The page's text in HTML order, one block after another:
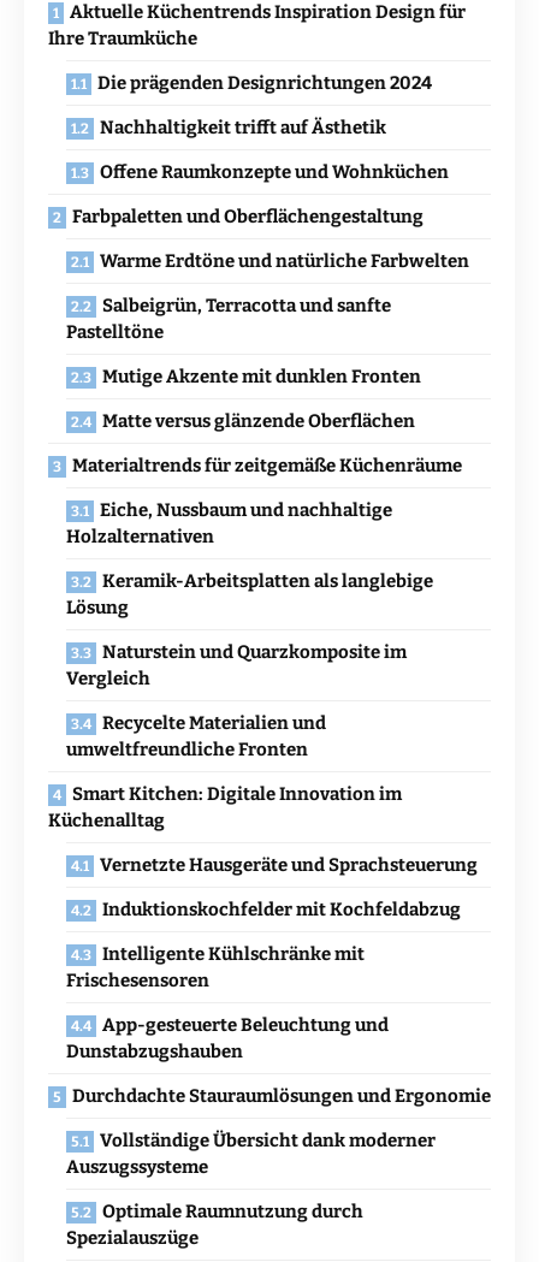
Aktuelle Küchentrends Inspiration Design für
Ihre Traumküche
Die prägenden Designrichtungen 2024
Nachhaltigkeit trifft auf Ästhetik
Offene Raumkonzepte und Wohnküchen
Farbpaletten und Oberflächengestaltung
Warme Erdtöne und natürliche Farbwelten
Salbeigrün, Terracotta und sanfte
Pastelltöne
Mutige Akzente mit dunklen Fronten
Matte versus glänzende Oberflächen
Materialtrends für zeitgemäße Küchenräume
Eiche, Nussbaum und nachhaltige
Holzalternativen
Keramik-Arbeitsplatten als langlebige
Lösung
Naturstein und Quarzkomposite im
Vergleich
Recycelte Materialien und
umweltfreundliche Fronten
Smart Kitchen: Digitale Innovation im
Küchenalltag
Vernetzte Hausgeräte und Sprachsteuerung
Induktionskochfelder mit Kochfeldabzug
Intelligente Kühlschränke mit
Frischesensoren
App-gesteuerte Beleuchtung und
Dunstabzugshauben
Durchdachte Stauraumlösungen und Ergonomie
Vollständige Übersicht dank moderner
Auszugssysteme
Optimale Raumnutzung durch
Spezialauszüge